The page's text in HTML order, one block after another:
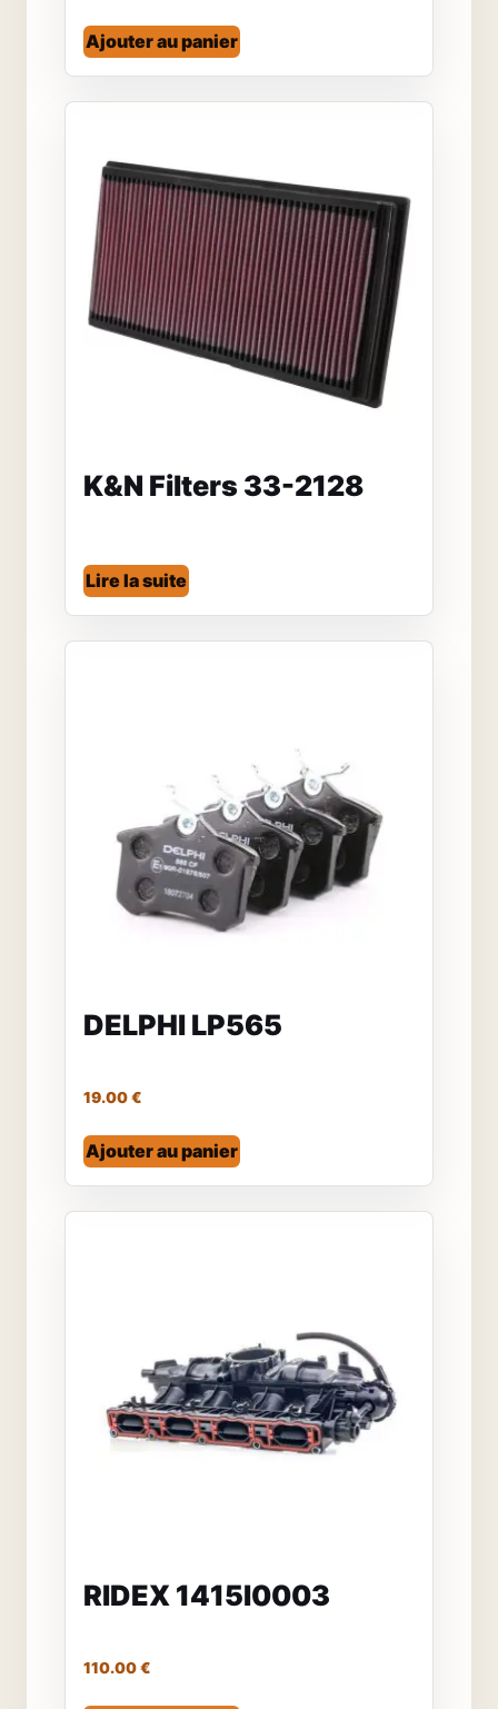
Ajouter au panier
K&N Filters 33-2128
Lire la suite
DELPHI LP565
19.00€
Ajouter au panier
RIDEX 1415I0003
110.00€